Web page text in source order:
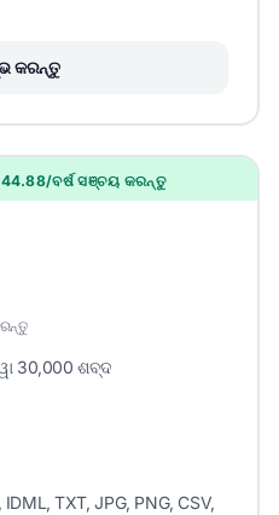
କରନ୍ତୁ
ବର୍ଷ ସଞ୍ଚୟ କରନ୍ତୁ
30,000 ଶବ୍ଦ
TXT, JPG, PNG, CSV,